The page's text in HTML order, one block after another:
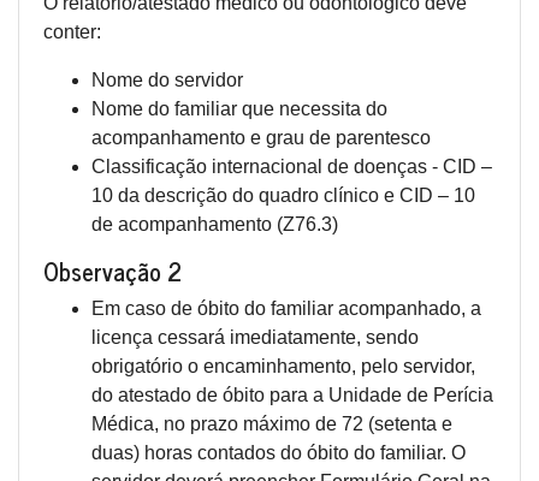
conter:
Nome do servidor
Nome do familiar que necessita do
acompanhamento e grau de parentesco
Classificação internacional de doenças - CID –
10 da descrição do quadro clínico e CID – 10
de acompanhamento (Z76.3)
Observação 2
Em caso de óbito do familiar acompanhado, a
licença cessará imediatamente, sendo
obrigatório o encaminhamento, pelo servidor,
do atestado de óbito para a Unidade de Perícia
Médica, no prazo máximo de 72 (setenta e
duas) horas contados do óbito do familiar. O